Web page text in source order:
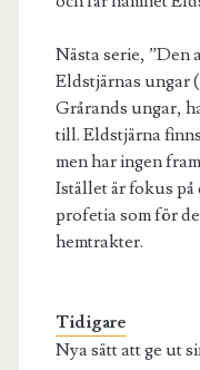
Nästa serie, ”Den
Eldstjärnas ungar
Grårands ungar,
till. Eldstjärna
men har ingen
Istället är fokus på
profetia som för
hemtrakter.
Nya sätt att ge ut